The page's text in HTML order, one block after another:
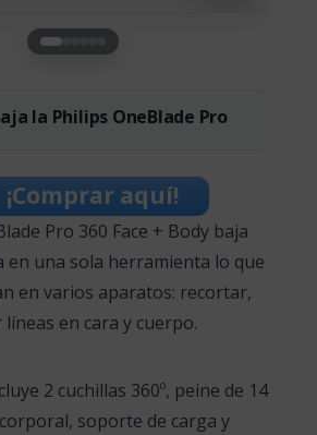
la Philips OneBlade Pro
¡Comprar aquí!
Pro 360 Face + Body baja
en una sola herramienta lo que
en varios aparatos: recortar,
en cara y cuerpo.
2 cuchillas 360º, peine de 14
soporte de carga y